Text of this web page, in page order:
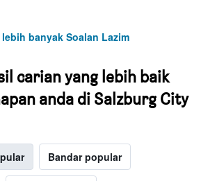
banyak Soalan Lazim
carian yang lebih baik
anda di Salzburg City
Bandar popular